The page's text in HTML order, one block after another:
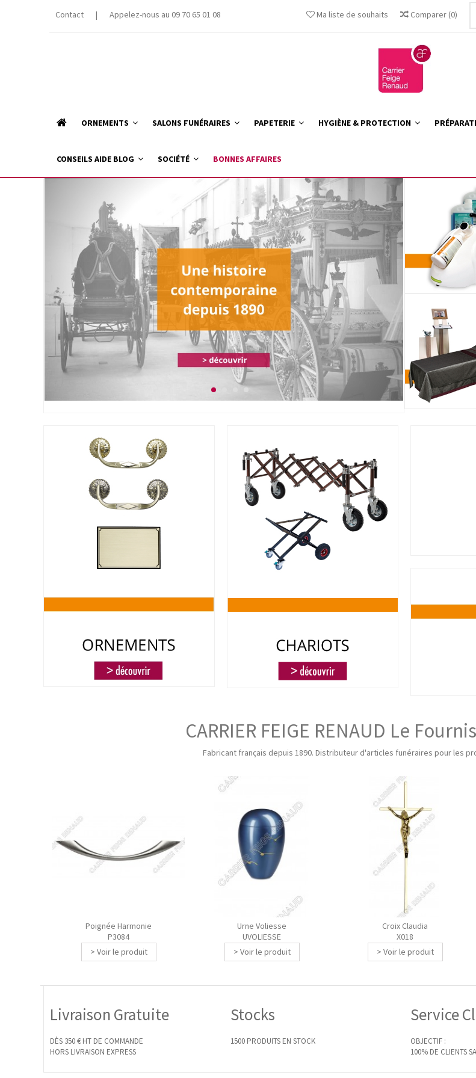
Contact | Appelez-nous au 09 70 65 01 08 Comparer (0)
Ma liste de souhaits
ORNEMENTS SALONS FUNÉRAIRES PAPETERIE HYGIÈNE & PROTECTION
CONSEILS AIDE BLOG SOCIÉTÉ BONNES AFFAIRES
CARRIER FEIGE RENAUD Le
Fabricant français depuis 1890. Distributeur d'articles funéraires pour les
Poignée Harmonie
P3084
> Voir le produit
Urne Voliesse
UVOLIESSE
> Voir le produit
Croix Claudia
X018
> Voir le produit
Livraison Gratuite
DÈS 350 € HT DE COMMANDE
HORS LIVRAISON EXPRESS
Stocks
1500 PRODUITS EN STOCK
Service
OBJECTIF :
100% DE CLIENTS